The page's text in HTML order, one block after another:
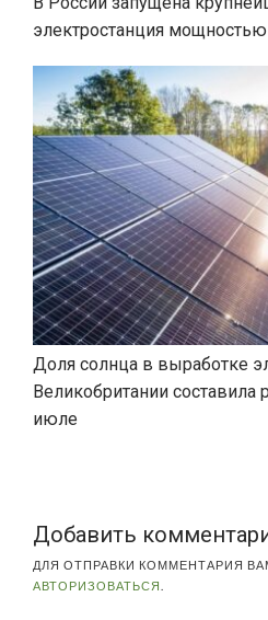
электростанция
Доля солнца в выработке
Великобритании составила
июле
Добавить
ДЛЯ ОТПРАВКИ КОММЕНТАРИЯ
АВТОРИЗОВАТЬСЯ